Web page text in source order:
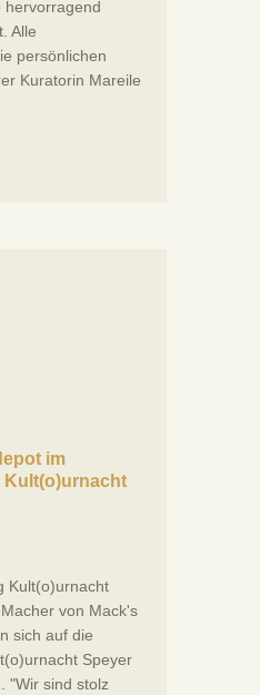
hervorragend
Alle
persönlichen
Kuratorin Mareile
im
Kult(o)urnacht
Kult(o)urnacht
von Mack's
sich auf die
Speyer
"Wir sind stolz